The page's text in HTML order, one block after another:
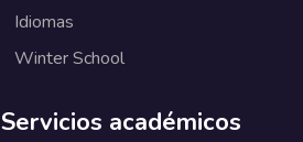
Idiomas
Winter School
Servicios académicos